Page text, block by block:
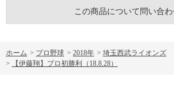
この商品について問い合わ
ホーム > プロ野球 > 2018年 > 埼玉西武ライオンズ
>
【伊藤翔】プロ初勝利（18.8.28）